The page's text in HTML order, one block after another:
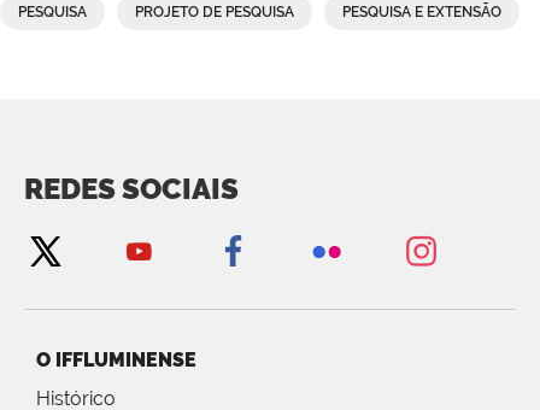
PESQUISA PROJETO DE PESQUISA PESQUISA E EXTENSÃO
REDES SOCIAIS
O IFFLUMINENSE
Histórico